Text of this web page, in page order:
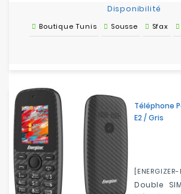
Disponibilité
Boutique Tunis Sousse Sfax
Téléphone
E2 / Gris
Double